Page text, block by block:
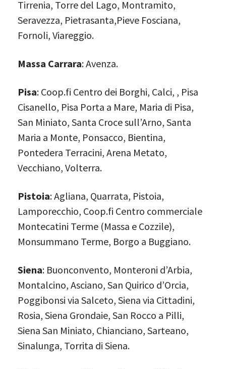
Tirrenia, Torre del Lago, Montramito,
Seravezza, Pietrasanta,Pieve Fosciana,
Fornoli, Viareggio.
Massa Carrara: Avenza.
Pisa: Coop.fi Centro dei Borghi, Calci, , Pisa
Cisanello, Pisa Porta a Mare, Maria di Pisa,
San Miniato, Santa Croce sull’Arno, Santa
Maria a Monte, Ponsacco, Bientina,
Pontedera Terracini, Arena Metato,
Vecchiano, Volterra.
Pistoia: Agliana, Quarrata, Pistoia,
Lamporecchio, Coop.fi Centro commerciale
Montecatini Terme (Massa e Cozzile),
Monsummano Terme, Borgo a Buggiano.
Siena: Buonconvento, Monteroni d’Arbia,
Montalcino, Asciano, San Quirico d’Orcia,
Poggibonsi via Salceto, Siena via Cittadini,
Rosia, Siena Grondaie, San Rocco a Pilli,
Siena San Miniato, Chianciano, Sarteano,
Sinalunga, Torrita di Siena.